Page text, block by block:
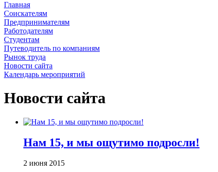
Главная
Соискателям
Предпринимателям
Работодателям
Студентам
Путеводитель по компаниям
Рынок труда
Новости сайта
Календарь мероприятий
Новости сайта
Нам 15, и мы ощутимо подросли!
2 июня 2015